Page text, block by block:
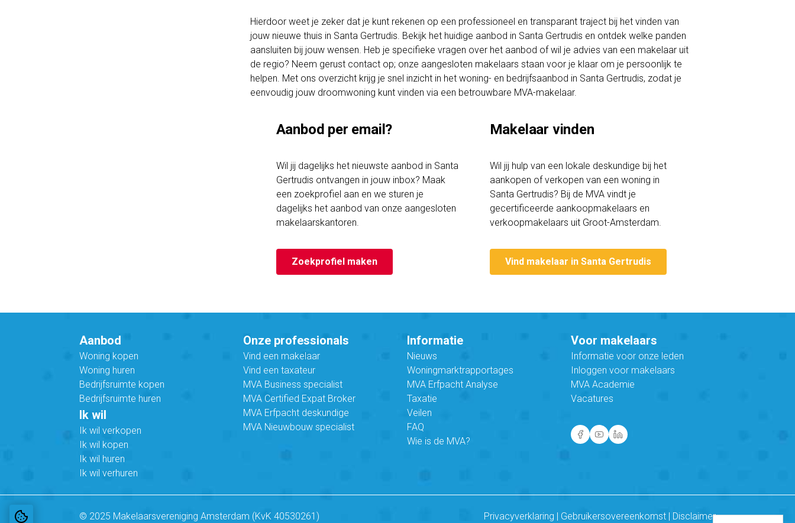
Hierdoor weet je zeker dat je kunt rekenen op een professioneel en transparant traject bij het vinden van
jouw nieuwe thuis in Santa Gertrudis. Bekijk het huidige aanbod in Santa Gertrudis en ontdek welke panden
aansluiten bij jouw wensen. Heb je specifieke vragen over het aanbod of wil je advies van een makelaar uit
de regio? Neem gerust contact op; onze aangesloten makelaars staan voor je klaar om je persoonlijk te
helpen. Met ons overzicht krijg je snel inzicht in het woning- en bedrijfsaanbod in Santa Gertrudis, zodat je
eenvoudig jouw droomwoning kunt vinden via een betrouwbare MVA-makelaar.
Aanbod per email?
Wil jij dagelijks het nieuwste aanbod in Santa
Gertrudis ontvangen in jouw inbox? Maak
een zoekprofiel aan en we sturen je
dagelijks het aanbod van onze aangesloten
makelaarskantoren.
Zoekprofiel maken
Makelaar vinden
Wil jij hulp van een lokale deskundige bij het
aankopen of verkopen van een woning in
Santa Gertrudis? Bij de MVA vindt je
gecertificeerde aankoopmakelaars en
verkoopmakelaars uit Groot-Amsterdam.
Vind makelaar in Santa Gertrudis
Aanbod
Woning kopen
Woning huren
Bedrijfsruimte kopen
Bedrijfsruimte huren
Ik wil
Ik wil verkopen
Ik wil kopen
Ik wil huren
Ik wil verhuren
Onze professionals
Vind een makelaar
Vind een taxateur
MVA Business specialist
MVA Certified Expat Broker
MVA Erfpacht deskundige
MVA Nieuwbouw specialist
Informatie
Nieuws
Woningmarktrapportages
MVA Erfpacht Analyse
Taxatie
Veilen
FAQ
Wie is de MVA?
Voor makelaars
Informatie voor onze leden
Inloggen voor makelaars
MVA Academie
Vacatures
© 2025 Makelaarsvereniging Amsterdam (KvK 40530261) Privacyverklaring Gebruikersovereenkomst Disclaimer